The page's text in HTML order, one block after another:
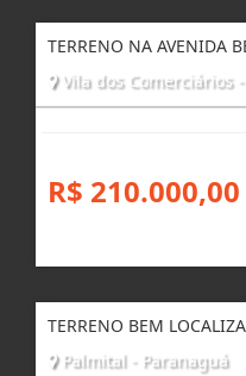
TERRENO NA AVENIDA
Vila dos Comerciários
R$ 210.000,00
TERRENO BEM
Palmital - Paranaguá